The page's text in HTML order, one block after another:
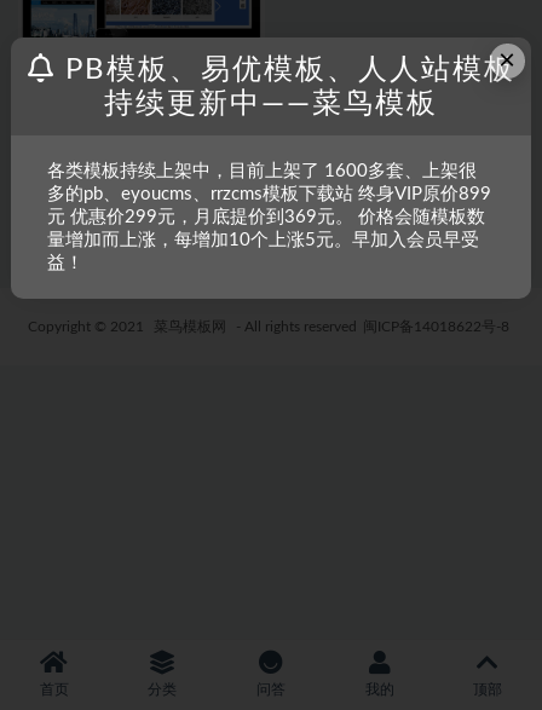
RRZCMS模板
模板(带手机版)
5 年前 50 19.9
Copyright © 2021 菜鸟模板网 - All rights reserved 闽ICP备14018622号-8
首页 分类 问答 我的 顶部
×
PB模板、易优模板、人人站模板
持续更新中——菜鸟模板
各类模板持续上架中，目前上架了 1600多套、上架很
多的pb、eyoucms、rrzcms模板下载站 终身VIP原价899
元 优惠价299元，月底提价到369元。 价格会随模板数
量增加而上涨，每增加10个上涨5元。早加入会员早受
益！